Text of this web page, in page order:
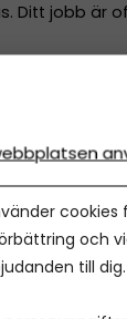
Ditt jobb är
stämma
och
till dig.